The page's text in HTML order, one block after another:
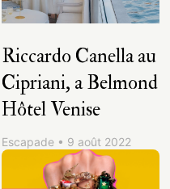
Riccardo Canella au
Cipriani, a Belmond
Hôtel Venise
Escapade • 9 août 2022